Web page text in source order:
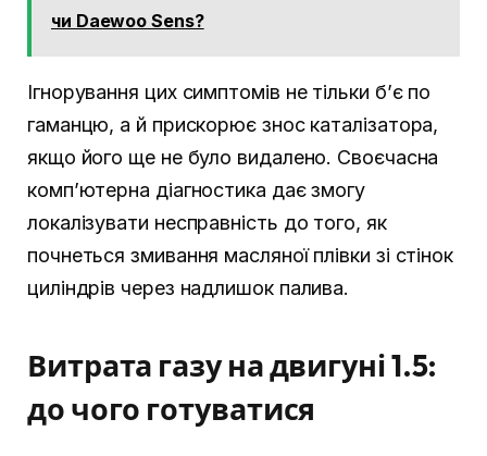
чи Daewoo Sens?
Ігнорування цих симптомів не тільки б’є по
гаманцю, а й прискорює знос каталізатора,
якщо його ще не було видалено. Своєчасна
комп’ютерна діагностика дає змогу
локалізувати несправність до того, як
почнеться змивання масляної плівки зі стінок
циліндрів через надлишок палива.
Витрата газу на двигуні 1.5:
до чого готуватися